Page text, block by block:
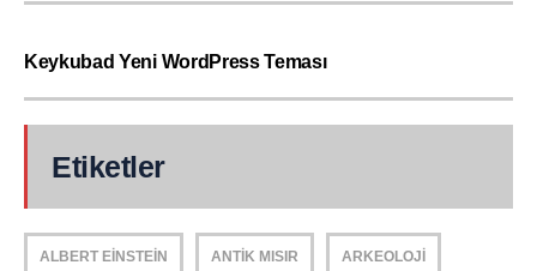
Keykubad Yeni WordPress Teması
Etiketler
ALBERT EINSTEIN ANTIK MISIR ARKEOLOJI